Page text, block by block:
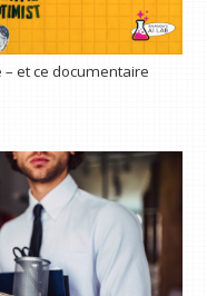
– et ce documentaire